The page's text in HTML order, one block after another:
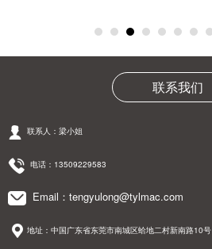
联系我们
联系人：梁小姐
电话：13509229583
Email：tengyulong@tylmac.com
地址：中国广东省东莞市南城区蛤地二村新南路10号